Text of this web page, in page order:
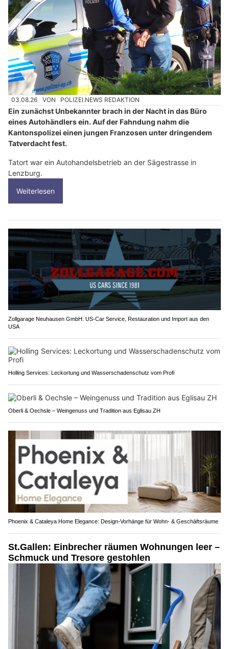
03.08.26 VON POLIZEI.NEWS REDAKTION
Ein zunächst Unbekannter brach in der Nacht in das Büro
eines Autohändlers ein. Auf der Fahndung nahm die
Kantonspolizei einen jungen Franzosen unter dringendem
Tatverdacht fest.
Tatort war ein Autohandelsbetrieb an der Sägestrasse in
Lenzburg.
Weiterlesen
Zollgarage Neuhausen GmbH: US-Car Service, Restauration und Import aus den
USA
Holling Services: Leckortung und Wasserschadenschutz vom Profi
Oberli & Oechsle – Weingenuss und Tradition aus Eglisau ZH
Phoenix & Cataleya Home Elegance: Design-Vorhänge für Wohn- & Geschäftsräume
St.Gallen: Einbrecher räumen Wohnungen leer –
Schmuck und Tresore gestohlen